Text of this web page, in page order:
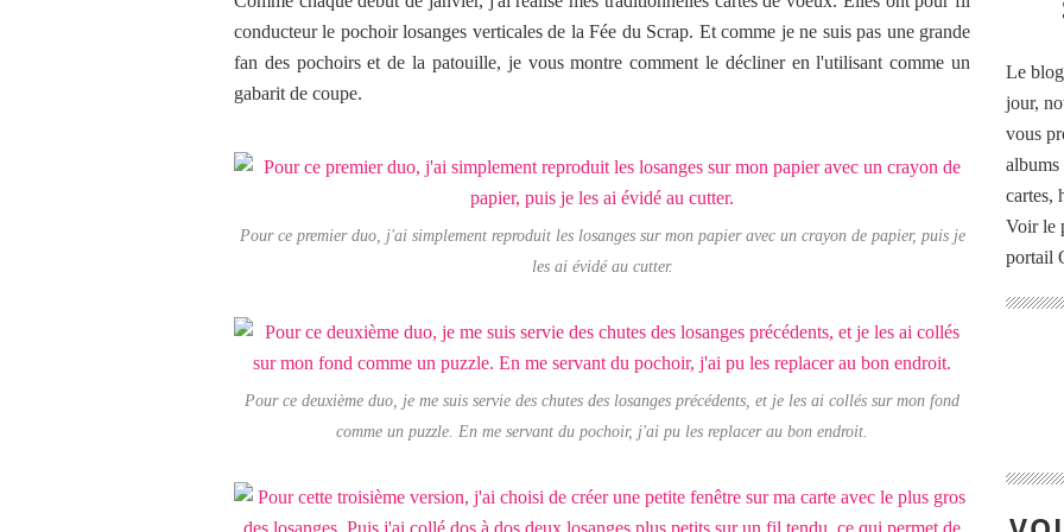
conducteur le pochoir losanges verticales de la Fée du Scrap. Et comme je ne suis pas une grande
fan des pochoirs et de la patouille, je vous montre comment le décliner en l'utilisant comme un
gabarit de coupe.
Pour ce premier duo, j'ai simplement reproduit les losanges sur mon papier avec un crayon de papier, puis je
les ai évidé au cutter.
Pour ce deuxième duo, je me suis servie des chutes des losanges précédents, et je les ai collés sur mon fond
comme un puzzle. En me servant du pochoir, j'ai pu les replacer au bon endroit.
Le
jour,
vous
albums
cartes,
Voir le
portail